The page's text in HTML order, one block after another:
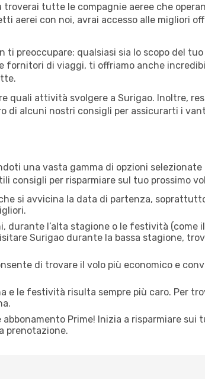
tutte le compagnie aeree che
aerei con noi, avrai accesso alle migliori
preoccupare: qualsiasi sia lo scopo del
fornitori di viaggi, ti offriamo anche
quali attività svolgere a Surigao. Inoltre,
di alcuni nostri consigli per assicurarti i
una vasta gamma di opzioni selezionate
consigli per risparmiare sul tuo prossimo
si avvicina la data di partenza,
durante l’alta stagione o le festività (come
Surigao durante la bassa stagione,
di trovare il volo più economico e
e le festività risulta sempre più caro. Per
Prime! Inizia a risparmiare sui
prenotazione.